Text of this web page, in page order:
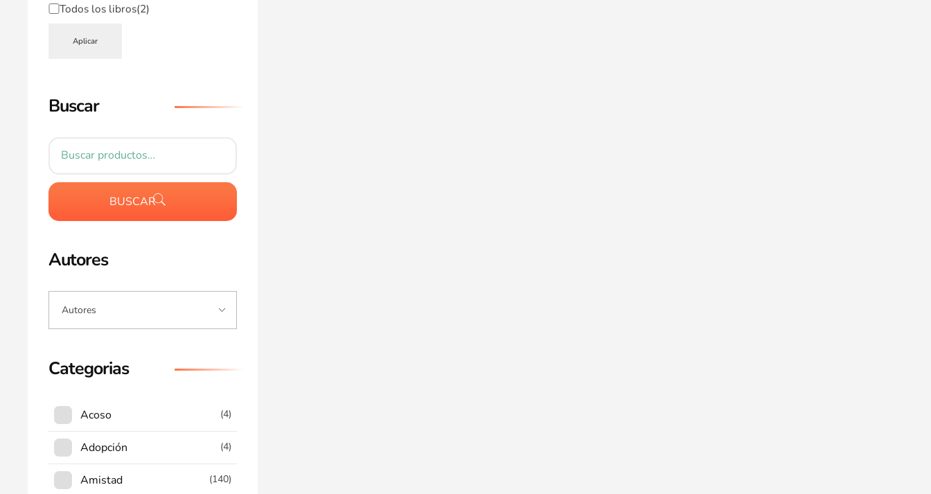
Todos los libros(2)
Aplicar
Buscar
BUSCAR
Autores
Categorias
Acoso (4)
Adopción (4)
Amistad (140)